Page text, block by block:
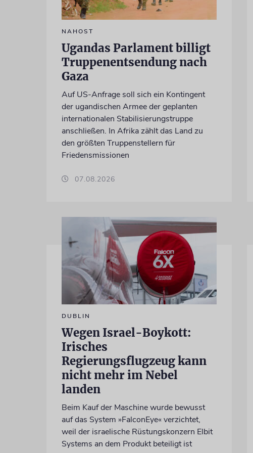
NAHOST
Ugandas Parlament billigt
Truppenentsendung nach
Gaza
Auf US-Anfrage soll sich ein Kontingent
der ugandischen Armee der geplanten
internationalen Stabilisierungstruppe
anschließen. In Afrika zählt das Land zu
den größten Truppenstellern für
Friedensmissionen
07.08.2026
DUBLIN
Wegen Israel-Boykott:
Irisches
Regierungsflugzeug kann
nicht mehr im Nebel
landen
Beim Kauf der Maschine wurde bewusst
auf das System »FalconEye« verzichtet,
weil der israelische Rüstungskonzern Elbit
Systems an dem Produkt beteiligt ist